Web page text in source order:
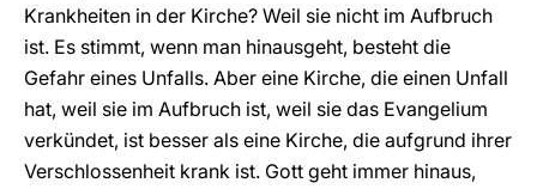
Krankheiten in der Kirche? Weil sie nicht im Aufbruch
ist. Es stimmt, wenn man hinausgeht, besteht die
Gefahr eines Unfalls. Aber eine Kirche, die einen Unfall
hat, weil sie im Aufbruch ist, weil sie das Evangelium
verkündet, ist besser als eine Kirche, die aufgrund ihrer
Verschlossenheit krank ist. Gott geht immer hinaus,